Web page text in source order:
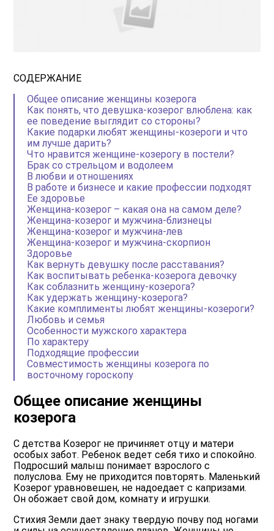
СОДЕРЖАНИЕ
Общее описание женщины козерога
Как понять, что девушка-козерог влюблена: как
ее поведение выглядит со стороны?
Какие подарки любят женщины-козероги и что
им лучше дарить?
Что нравится женщине-козерогу в постели?
Брак со стрельцом и водолеем
В любви и отношениях
В работе и бизнесе и какие профессии подходят
Ее здоровье
Женщина-козерог – какая она на самом деле?
Женщина-козерог и мужчина-близнецы
Женщина-козерог и мужчина-лев
Женщина-козерог и мужчина-скорпион
Здоровье
Как вернуть девушку после расставания?
Как воспитывать ребенка-козерога девочку
Как соблазнить женщину-козерога?
Как удержать женщину-козерога?
Какие комплименты любят женщины-козероги?
Любовь и семья
Особенности мужского характера
По характеру
Подходящие профессии
Совместимость женщины козерога по
восточному гороскопу
Общее описание женщины
козерога
С детства Козерог не причиняет отцу и матери
особых забот. Ребенок ведет себя тихо и спокойно.
Подросший малыш понимает взрослого с
полуслова. Ему не приходится повторять. Маленький
Козерог уравновешен, не надоедает с капризами.
Он обожает свой дом, комнату и игрушки.
Стихия Земли дает знаку твердую почву под ногами